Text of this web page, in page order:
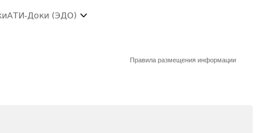
АТИ-Доки (ЭДО)
Правила размещения информации